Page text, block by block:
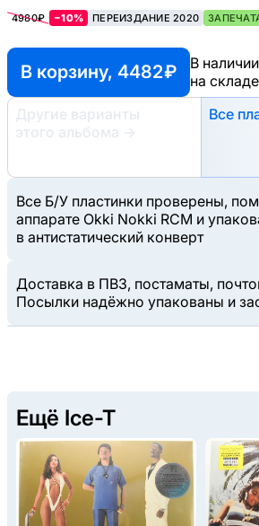
4980₽ −10% ПЕРЕИЗДАНИЕ 2020
В корзину, 4482 ₽
В наличии
на складе
Другие варианты
этого альбома
→
Все
Все Б/У пластинки проверены,
аппарате Okki Nokki RCM и
в антистатический конверт
Доставка в ПВЗ, постаматы,
Посылки надёжно упакованы и
Ещё Ice-T